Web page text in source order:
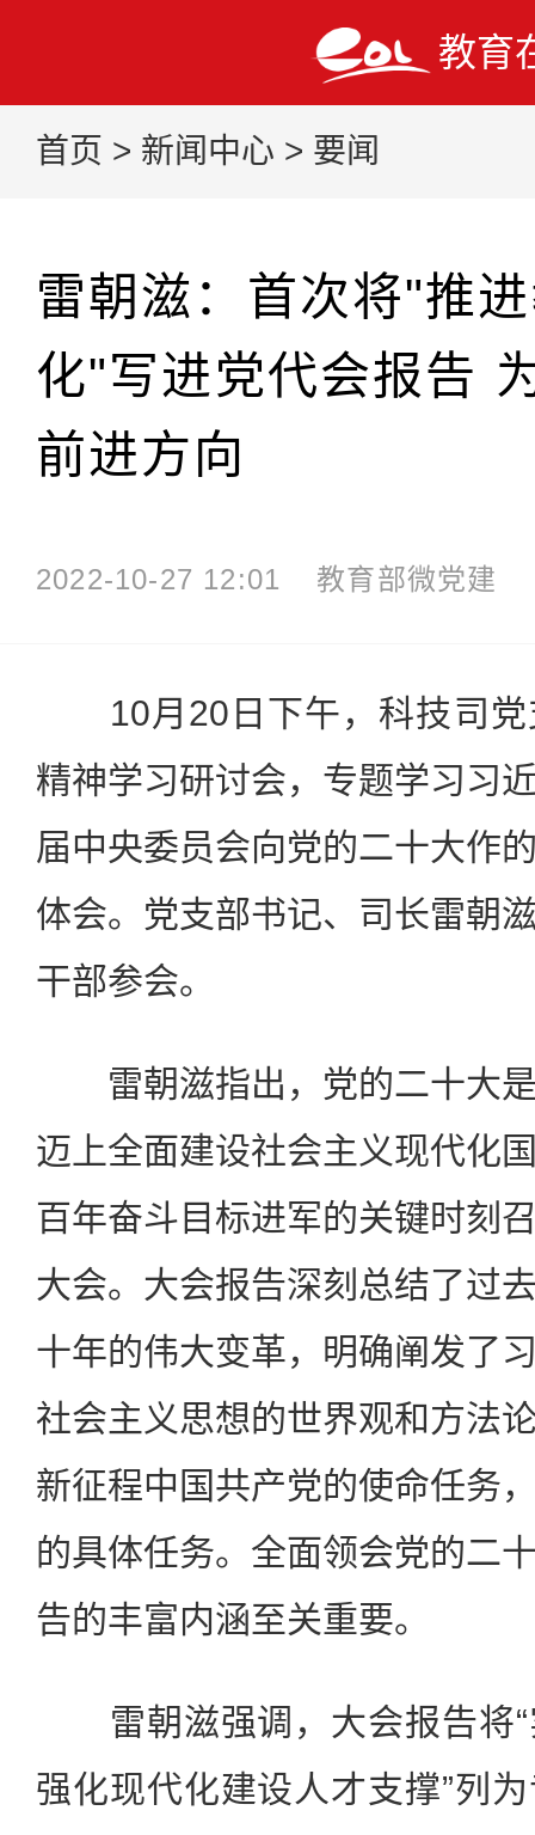
教育
首页 > 新闻中心 > 要闻
雷朝滋：首次将"推
化"写进党代会报告
前进方向
2022-10-27 12:01 教育部微党建
10月20日下午，科技司党
精神学习研讨会，专题学习习
届中央委员会向党的二十大作
体会。党支部书记、司长雷朝
干部参会。
雷朝滋指出，党的二十大是
迈上全面建设社会主义现代化
百年奋斗目标进军的关键时刻
大会。大会报告深刻总结了过
十年的伟大变革，明确阐发了
社会主义思想的世界观和方法
新征程中国共产党的使命任务
的具体任务。全面领会党的二
告的丰富内涵至关重要。
雷朝滋强调，大会报告将“
强化现代化建设人才支撑”列